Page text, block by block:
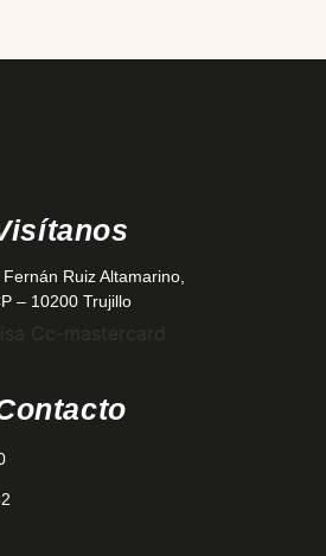
Ruiz Altamarino,
– 10200 Trujillo
Cc-mastercard